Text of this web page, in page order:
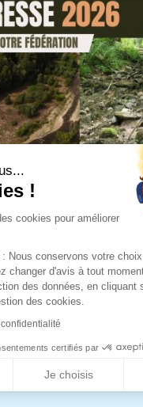
!
cookies pour améliorer
: Nous conservons votre
changer d'avis à tout
des données, en cliquant
des cookies.
certifiés par
Je choisis
SÉCHERESSE
cadre des réflexions
des milieux aquatiques
la Fédération
souhaite faire part de sa